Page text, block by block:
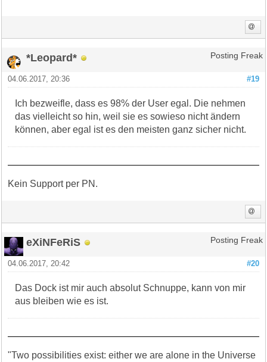
*Leopard* Posting Freak
#19
04.06.2017, 20:36
Ich bezweifle, dass es 98% der User egal. Die nehmen
das vielleicht so hin, weil sie es sowieso nicht ändern
können, aber egal ist es den meisten ganz sicher nicht.
Kein Support per PN.
eXiNFeRiS Posting Freak
#20
04.06.2017, 20:42
Das Dock ist mir auch absolut Schnuppe, kann von mir
aus bleiben wie es ist.
"Two possibilities exist: either we are alone in the Universe